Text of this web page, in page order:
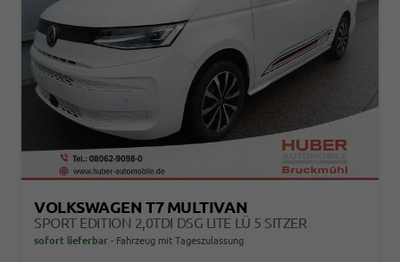
VOLKSWAGEN T7 MULTIVAN
SPORT EDITION 2,0TDI DSG LITE LÜ 5 SITZER
sofort lieferbar Fahrzeug mit Tageszulassung